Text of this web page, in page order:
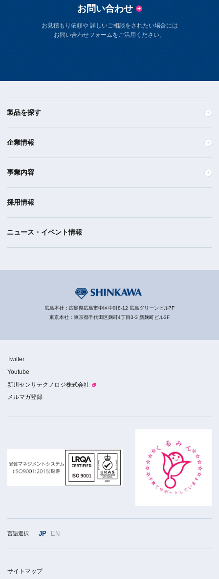
お問い合わせ
お見積もり依頼や 詳しいご相談をされたい場合には
お問い合わせフォームをご活用ください。
製品を探す
企業情報
事業内容
採用情報
ニュース・イベント情報
広島本社：広島県広島市中区中町8-12 広島グリーンビル7F
東京本社：東京都千代田区麹町4丁目3-3 新麹町ビル3F
Twitter
Youtube
新川センサテクノロジ株式会社
メルマガ登録
言語選択 JP EN
サイトマップ